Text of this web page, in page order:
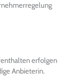
erfolgen
Anbieterin.